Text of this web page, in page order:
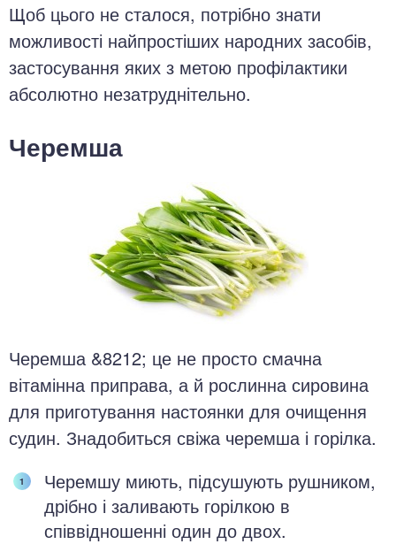
Щоб цього не сталося, потрібно знати
можливості найпростіших народних засобів,
застосування яких з метою профілактики
абсолютно незатруднітельно.
Черемша
Черемша &8212; це не просто смачна
вітамінна приправа, а й рослинна сировина
для приготування настоянки для очищення
судин. Знадобиться свіжа черемша і горілка.
Черемшу миють, підсушують рушником,
дрібно і заливають горілкою в
співвідношенні один до двох.